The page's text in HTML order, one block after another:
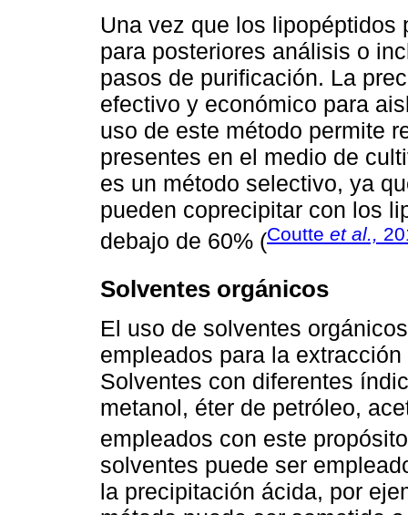
Una vez que los lipopéptidos
para posteriores análisis o
pasos de purificación. La
efectivo y económico para
uso de este método permite
presentes en el medio de
es un método selectivo, ya
pueden coprecipitar con los
debajo de 60% (Coutte et al.,
Solventes orgánicos
El uso de solventes
empleados para la
Solventes con diferentes
metanol, éter de petróleo,
empleados con este
solventes puede ser
la precipitación ácida, por